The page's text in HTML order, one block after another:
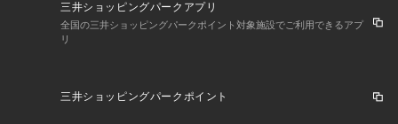
三井ショッピングパークアプリ
全国の三井ショッピングパークポイント対象施設でご利用できるアプ
リ
三井ショッピングパークポイント